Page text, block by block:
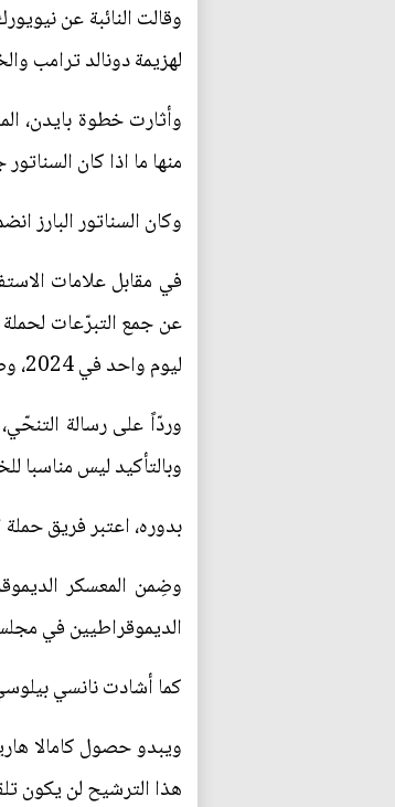
وقالت النائبة عن
لهزيمة دونالد ترامب
وأثارت خطوة بايدن،
منها ما اذا كان
وكان السناتور البارز
في مقابل علامات
عن جمع التبرّعات
ليوم واحد في 2024، وصلت الى 46,7 مليون دولار.
وردّاً على رسالة
وبالتأكيد ليس مناسبا
بدوره، اعتبر فريق
وضِمن المعسكر
الديموقراطيين في
كما أشادت نانسي
ويبدو حصول كامالا
هذا الترشيح لن يكون